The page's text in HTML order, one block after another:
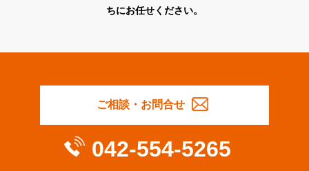
ちにお任せください。
ご相談・お問合せ
042-554-5265